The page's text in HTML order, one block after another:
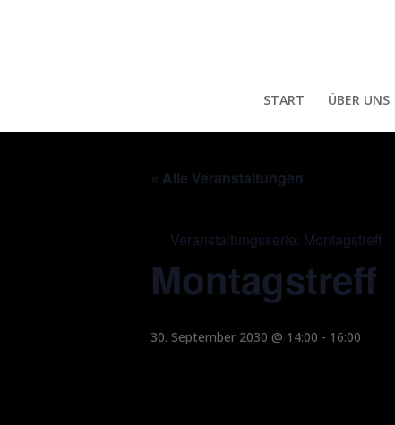
START ÜBER UNS
« Alle Veranstaltungen
Veranstaltungsserie: Montagstreff
Montagstreff
30. September 2030 @ 14:00 - 16:00